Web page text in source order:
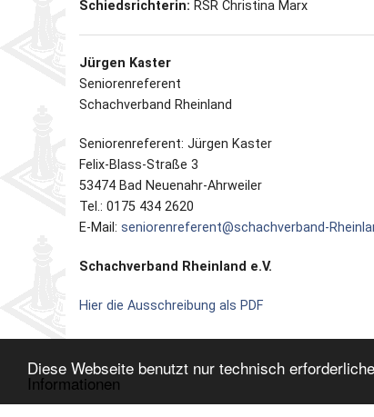
Diese Webseite benutzt nur technisch
Informationen
Schiedsrichterin: RSR Christina Marx
Jürgen Kaster
Seniorenreferent
Schachverband Rheinland
Seniorenreferent: Jürgen Kaster
Felix-Blass-Straße 3
53474 Bad Neuenahr-Ahrweiler
Tel.: 0175 434 2620
E-Mail: seniorenreferent@schachverband-
Schachverband Rheinland e.V.
Hier die Ausschreibung als PDF